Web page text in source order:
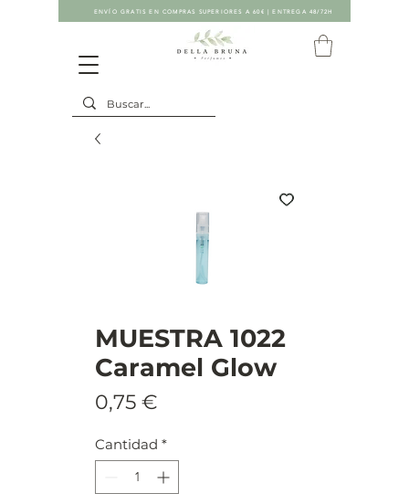
ENVÍO GRATIS EN COMPRAS SUPERIORES A 60€ | ENTREGA 48/72H
MUESTRA 1022
Caramel Glow
0,75 €
Cantidad *